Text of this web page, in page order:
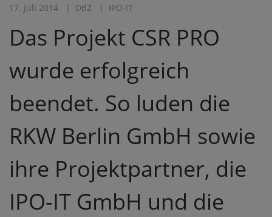
17. Juli 2014 DBZ IPO-IT
Das Projekt CSR PRO
wurde erfolgreich
beendet. So luden die
RKW Berlin GmbH sowie
ihre Projektpartner, die
IPO-IT GmbH und die